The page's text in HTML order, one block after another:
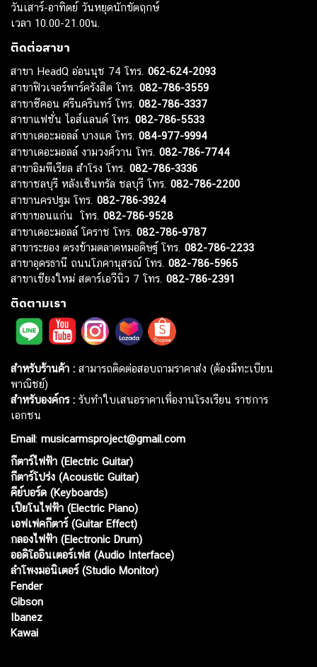
วันเสาร์-อาทิตย์ วันหยุดนักขัตฤกษ์
เวลา 10.00-21.00น.
ติดต่อสาขา
สาขา HeadQ อ่อนนุช 74 โทร. 062-624-2093
สาขาฟิวเจอร์พาร์ครังสิต โทร. 082-786-3559
สาขาซีคอน ศรีนครินทร์ โทร. 082-786-3337
สาขาแฟชั่น ไอส์แลนด์ โทร. 082-786-5533
สาขาเดอะมอลล์ บางแค โทร. 084-977-9994
สาขาเดอะมอลล์ งามวงศ์วาน โทร. 082-786-7744
สาขาอิมพีเรียล สำโรง โทร. 082-786-3336
สาขาชลบุรี หลังเซ็นทรัล ชลบุรี โทร. 082-786-2200
สาขานครปฐม โทร. 082-786-3924
สาขาขอนแก่น โทร. 082-786-9528
สาขาเดอะมอลล์ โคราช โทร. 082-786-9787
สาขาระยอง ตรงข้ามตลาดหมอดิษฐ์ โทร. 082-786-2233
สาขาอุดรธานี ถนนโภคานุสรณ์ โทร. 082-786-5965
สาขาเชียงใหม่ สตาร์เอวีนิว 7 โทร. 082-786-2391
ติดตามเรา
สำหรับร้านค้า : สามารถติดต่อสอบถามราคาส่ง (ต้องมีทะเบียน
พาณิชย์)
สำหรับองค์กร : รับทำใบเสนอราคาเพื่องานโรงเรียน ราชการ
เอกชน
Email: musicarmsproject@gmail.com
กีตาร์ไฟฟ้า (Electric Guitar)
กีตาร์โปร่ง (Acoustic Guitar)
คีย์บอร์ด (Keyboards)
เปียโนไฟฟ้า (Electric Piano)
เอฟเฟคกีตาร์ (Guitar Effect)
กลองไฟฟ้า (Electronic Drum)
ออดิโออินเตอร์เฟส (Audio Interface)
ลำโพงมอนิเตอร์ (Studio Monitor)
Fender
Gibson
Ibanez
Kawai